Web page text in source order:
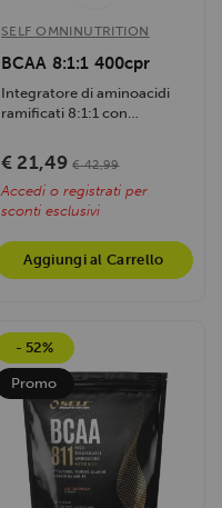
SELF OMNINUTRITION
BCAA 8:1:1 400cpr
Integratore di aminoacidi
ramificati 8:1:1 con
sportivi....
€ 21,49 € 42,99
Accedi o registrati per
sconti esclusivi
Aggiungi al Carrello
- 52%
Promo